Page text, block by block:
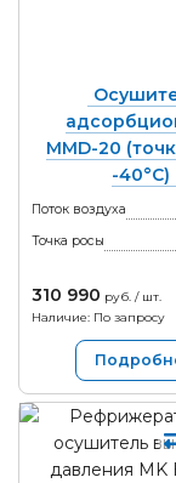
MMD-20
-40°С)
Поток воздуха
Точка росы
310 990 руб. / шт.
Наличие: По запросу